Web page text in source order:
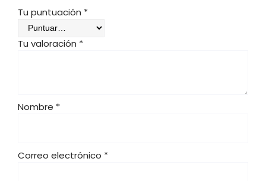
Tu puntuación *
Tu valoración *
Nombre *
Correo electrónico *